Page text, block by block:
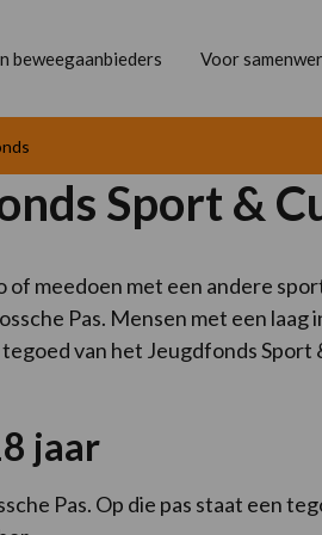
beweegaanbieders Voor
Sport &
meedoen met een andere
Pas. Mensen met een
van het Jeugdfonds
jaar
Pas. Op die pas staat een